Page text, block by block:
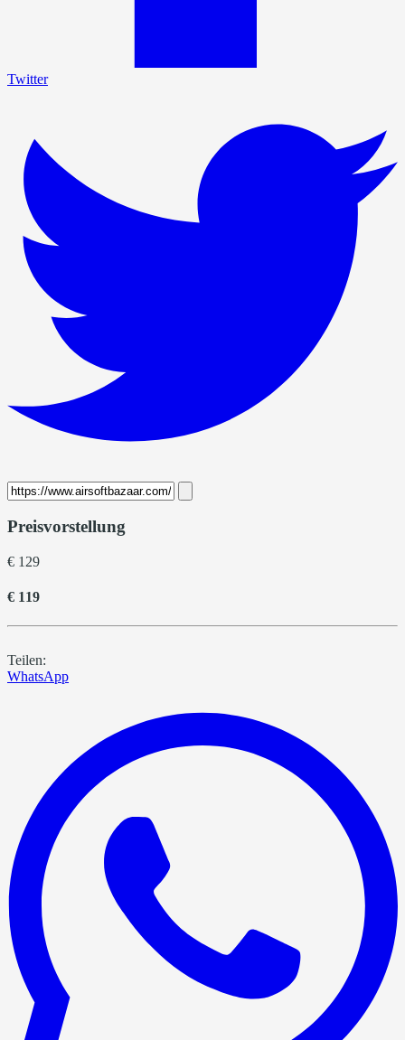
Twitter
Preisvorstellung
€ 129
€ 119
Teilen:
WhatsApp